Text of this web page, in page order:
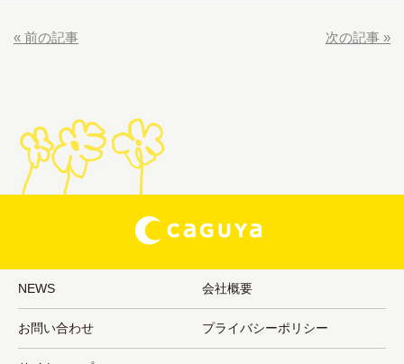
« 前の記事 次の記事 »
NEWS 会社概要
お問い合わせ プライバシーポリシー